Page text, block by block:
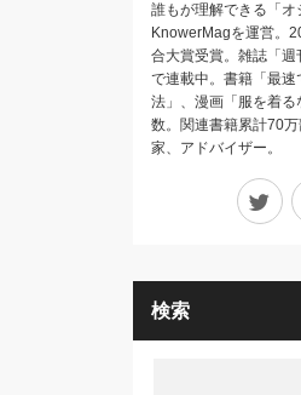
誰もが理解できる「オ
KnowerMagを運営。
合大賞受賞。雑誌「週
で連載中。書籍「最
法」、漫画「服を着
数。関連書籍累計70
家、アドバイザー。
検索